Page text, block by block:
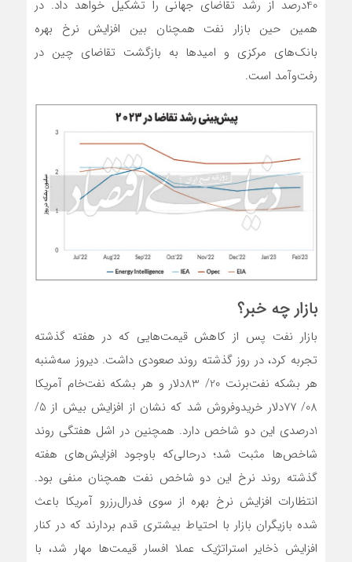
40درصد از رشد تقاضای جهانی را تشکیل خواهد داد. در
همین حین بازار نفت همچنان بین افزایش نرخ بهره
بانک‌های مرکزی و امیدها به بازگشت تقاضای چین در
رفت‌وآمد است.
بازار چه خبر؟
بازار نفت پس از کاهش قیمت‌هایی که در هفته گذشته
تجربه کرد، در روز گذشته روند صعودی داشت. دیروز سه‌‌‌‌‌شنبه
هر بشکه نفت‌برنت 20/ 83دلار و هر بشکه نفت‌خام آمریکا
08/ 77دلار خریدوفروش شد که نشان از افزایش بیش از 5/
1درصدی این دو شاخص دارد. همچنین در اشل هفتگی روند
شاخص‌‌‌‌‌ها مثبت شد؛ درحالی‌که باوجود افزایش‌‌‌‌‌‌‌‌‌‌های هفته
گذشته روند نرخ این دو شاخص نفت همچنان منفی بود.
انتظارات افزایش نرخ بهره از سوی فدرال‌رزرو آمریکا باعث
شده بازیگران بازار با احتیاط بیشتری قدم بردارند که در کنار
افزایش ذخایر استراتژیک عملا افسار قیمت‌ها مهار شد، با